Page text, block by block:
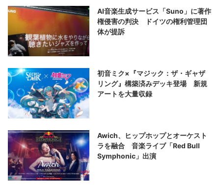
AI音楽生成サービス「Suno」に著作
権侵害の判決 ドイツの権利管理団
体が提訴
初音ミク×『マジック：ザ・ギャザ
リング』構築済みデッキ登場 新規
アートを大量収録
Awich、ヒップホップとオーケスト
ラを融合 音楽ライブ「Red Bull
Symphonic」出演